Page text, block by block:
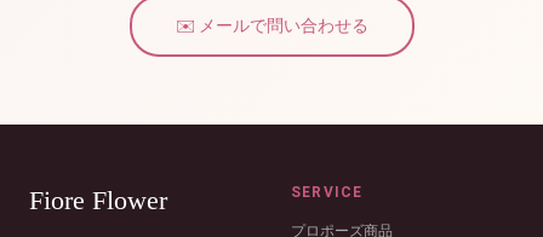
✉️ メールで問い合わせる
Fiore Flower SERVICE
プロポーズ商品